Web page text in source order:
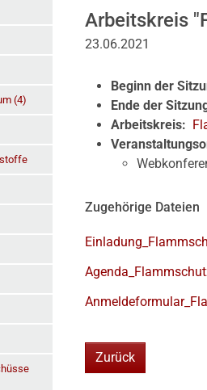
Arbeitskreis
23.06.2021
Beginn der
Ende der
Arbeitskreis:
Zugehörige Dateien
Zurück
(4)